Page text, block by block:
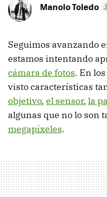
Manolo Toledo
Seguimos avanzando
estamos intentando
cámara de fotos. En
visto características
objetivo, el sensor, la
algunas que no lo son
megapíxeles.